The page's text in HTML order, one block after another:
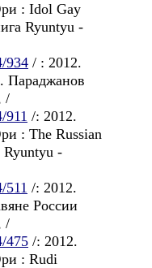
: Idol Gay
Ryuntyu -
934 / : 2012.
Параджанов
/
911 /: 2012.
: The Russian
Ryuntyu -
511 /: 2012.
России
/
475 /: 2012.
: Rudi